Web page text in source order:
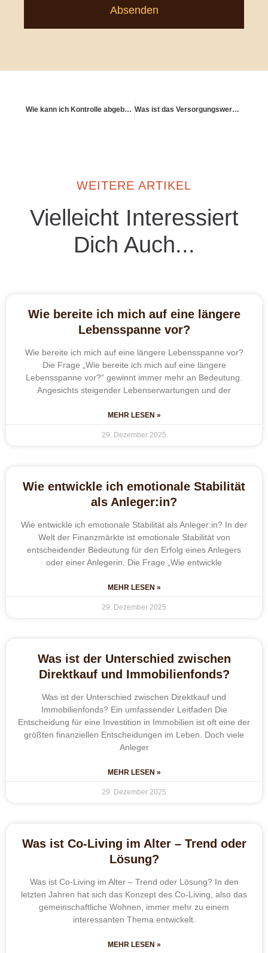
Absenden
Wie kann ich Kontrolle abgeben und trotzdem planen? Was ist das Versorgungswerk – und wie funktioniert es?
WEITERE ARTIKEL
Vielleicht Interessiert
Dich Auch...
Wie bereite ich mich auf eine längere
Lebensspanne vor?
Wie bereite ich mich auf eine längere Lebensspanne vor?
Die Frage „Wie bereite ich mich auf eine längere
Lebensspanne vor?“ gewinnt immer mehr an Bedeutung.
Angesichts steigender Lebenserwartungen und der
MEHR LESEN »
29. Dezember 2025
Wie entwickle ich emotionale Stabilität
als Anleger:in?
Wie entwickle ich emotionale Stabilität als Anleger:in? In der
Welt der Finanzmärkte ist emotionale Stabilität von
entscheidender Bedeutung für den Erfolg eines Anlegers
oder einer Anlegerin. Die Frage „Wie entwickle
MEHR LESEN »
29. Dezember 2025
Was ist der Unterschied zwischen
Direktkauf und Immobilienfonds?
Was ist der Unterschied zwischen Direktkauf und
Immobilienfonds? Ein umfassender Leitfaden Die
Entscheidung für eine Investition in Immobilien ist oft eine der
größten finanziellen Entscheidungen im Leben. Doch viele
Anleger
MEHR LESEN »
29. Dezember 2025
Was ist Co-Living im Alter – Trend oder
Lösung?
Was ist Co-Living im Alter – Trend oder Lösung? In den
letzten Jahren hat sich das Konzept des Co-Living, also das
gemeinschaftliche Wohnen, immer mehr zu einem
interessanten Thema entwickelt.
MEHR LESEN »